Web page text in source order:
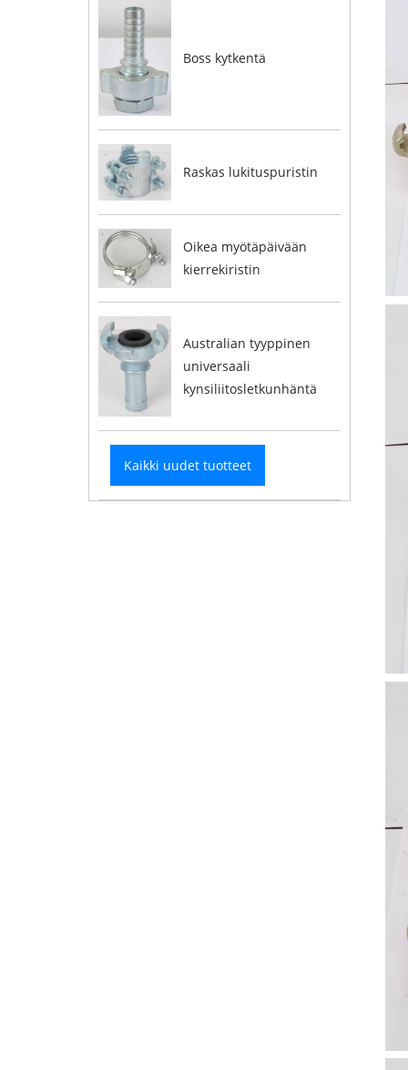
Boss kytkentä
Raskas lukituspuristin
Oikea myötäpäivään
kierrekiristin
Australian tyyppinen
universaali
kynsiliitosletkunhäntä
Kaikki uudet tuotteet